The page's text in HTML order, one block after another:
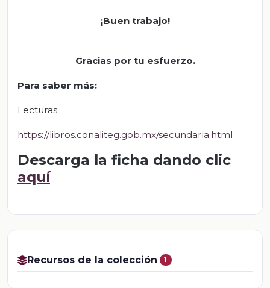
¡Buen trabajo!
Gracias por tu esfuerzo.
Para saber más:
Lecturas
https://libros.conaliteg.gob.mx/secundaria.html
Descarga la ficha dando clic
aquí
Recursos de la colección 1